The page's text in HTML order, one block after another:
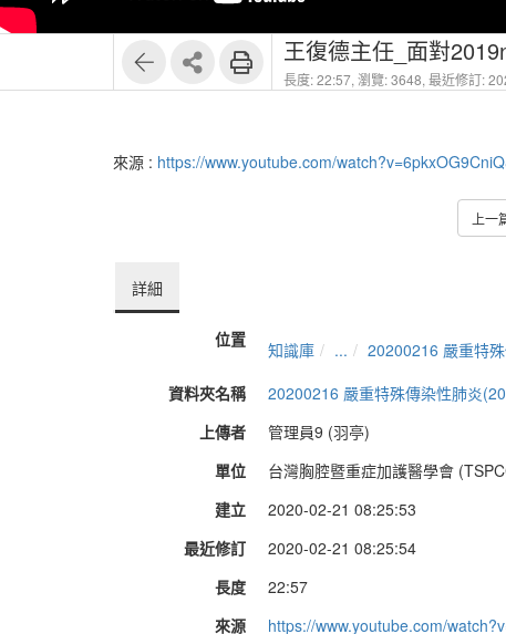
王復德主任_面對
長度: 22:57, 瀏覽: 3648, 最近修訂:
來源 : https://www.youtube.com/
上一
詳細
位置 知識庫 ...
20200216 嚴重特
資料夾名稱
20200216 嚴重特殊傳染性肺炎
上傳者
管理員9 (羽亭)
單位
台灣胸腔暨重症加護醫學會
建立
2020-02-21 08:25:53
最近修訂
2020-02-21 08:25:54
長度
22:57
來源
https://www.youtube.com/